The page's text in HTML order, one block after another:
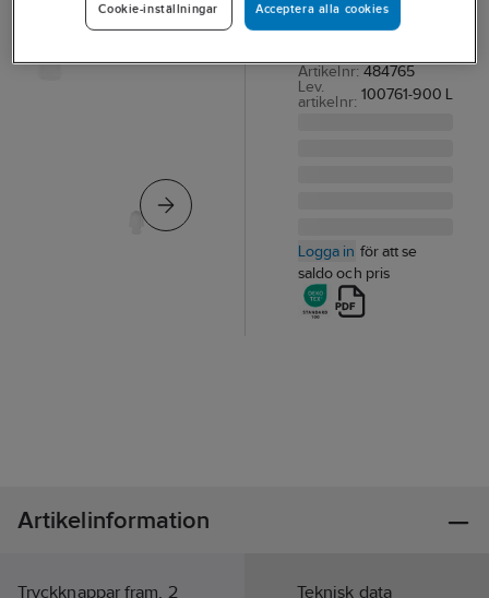
ROCK FK 3001 P154
Artikelnr: 484765
Lev.
artikelnr: 100761-900 L
Logga in för att se
saldo och pris
Artikelinformation
Tryckknappar fram, 2
Teknisk data
Acceptera alla cookies
Cookie-inställningar